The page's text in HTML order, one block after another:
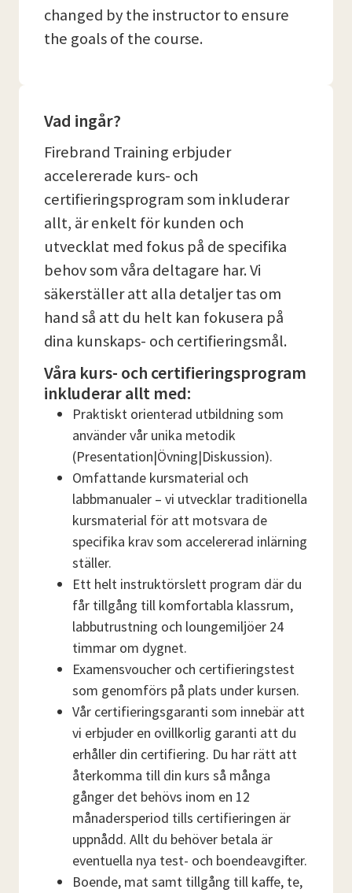
changed by the instructor to ensure
the goals of the course.
Vad ingår?
Firebrand Training erbjuder
accelererade kurs- och
certifieringsprogram som inkluderar
allt, är enkelt för kunden och
utvecklat med fokus på de specifika
behov som våra deltagare har. Vi
säkerställer att alla detaljer tas om
hand så att du helt kan fokusera på
dina kunskaps- och certifieringsmål.
Våra kurs- och certifieringsprogram
inkluderar allt med:
Praktiskt orienterad utbildning som
använder vår unika metodik
(Presentation|Övning|Diskussion).
Omfattande kursmaterial och
labbmanualer – vi utvecklar traditionella
kursmaterial för att motsvara de
specifika krav som accelererad inlärning
ställer.
Ett helt instruktörslett program där du
får tillgång till komfortabla klassrum,
labbutrustning och loungemiljöer 24
timmar om dygnet.
Examensvoucher och certifieringstest
som genomförs på plats under kursen.
Vår certifieringsgaranti som innebär att
vi erbjuder en ovillkorlig garanti att du
erhåller din certifiering. Du har rätt att
återkomma till din kurs så många
gånger det behövs inom en 12
månadersperiod tills certifieringen är
uppnådd. Allt du behöver betala är
eventuella nya test- och boendeavgifter.
Boende, mat samt tillgång till kaffe, te,